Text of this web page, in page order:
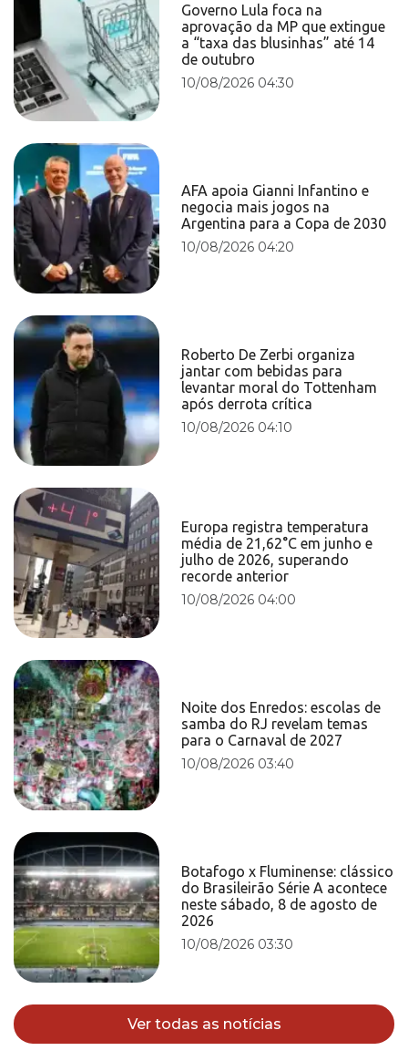
Governo Lula foca na
aprovação da MP que extingue
a “taxa das blusinhas” até 14
de outubro
10/08/2026 04:30
AFA apoia Gianni Infantino e
negocia mais jogos na
Argentina para a Copa de 2030
10/08/2026 04:20
Roberto De Zerbi organiza
jantar com bebidas para
levantar moral do Tottenham
após derrota crítica
10/08/2026 04:10
Europa registra temperatura
média de 21,62°C em junho e
julho de 2026, superando
recorde anterior
10/08/2026 04:00
Noite dos Enredos: escolas de
samba do RJ revelam temas
para o Carnaval de 2027
10/08/2026 03:40
Botafogo x Fluminense: clássico
do Brasileirão Série A acontece
neste sábado, 8 de agosto de
2026
10/08/2026 03:30
Ver todas as notícias